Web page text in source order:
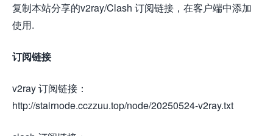
复制本站分享的v2ray/Clash 订阅链接，在客户端中添加
使用.
订阅链接
v2ray 订阅链接：
http://stairnode.cczzuu.top/node/20250524-v2ray.txt